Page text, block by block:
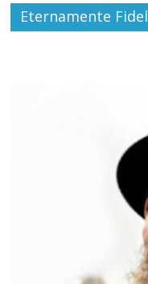
Eternamente Fidel